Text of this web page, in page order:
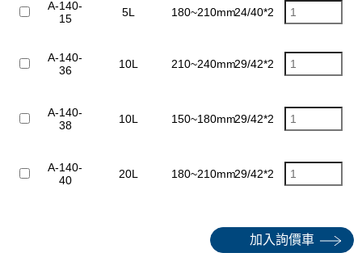
A-140-
15
5L 180~210mm24/40*24/40
A-140-
36
10L 210~240mm29/42*24/40
管子製
造
A-140-
38
10L 150~180mm29/42*24/40
血清瓶
製造
A-140-
40
20L 180~210mm29/42*24/40
血清瓶
製造
加入詢價車